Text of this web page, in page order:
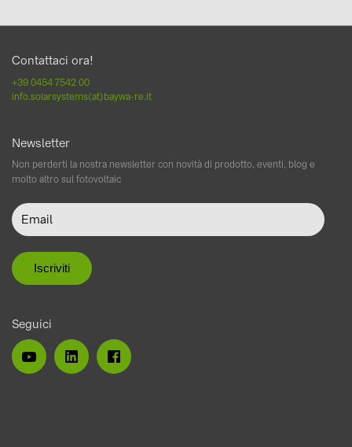
Contattaci ora!
+39 0454 7542 00
info.solarsystems(at)baywa-re.it
Newsletter
Non perderti la nostra newsletter con novità di prodotto, eventi, blog e
molto altro sul fotovoltaic
Seguici